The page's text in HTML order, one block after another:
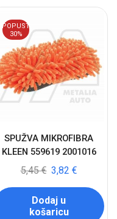
POPUST
30%
SPUŽVA MIKROFIBRA
KLEEN 559619 2001016
5,45€ 3,82 €
Dodaj u
košaricu